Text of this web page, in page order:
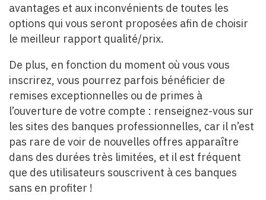
avantages et aux inconvénients de toutes les
options qui vous seront proposées afin de choisir
le meilleur rapport qualité/prix.
De plus, en fonction du moment où vous vous
inscrirez, vous pourrez parfois bénéficier de
remises exceptionnelles ou de primes à
l’ouverture de votre compte : renseignez-vous sur
les sites des banques professionnelles, car il n’est
pas rare de voir de nouvelles offres apparaître
dans des durées très limitées, et il est fréquent
que des utilisateurs souscrivent à ces banques
sans en profiter !